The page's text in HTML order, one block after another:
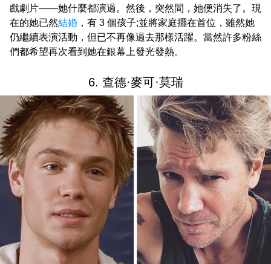
戲劇片——她什麼都演過。然後，突然間，她便消失了。現
在的她已然結婚 ，有 3 個孩子;並將家庭擺在首位，雖然她
仍繼續表演活動，但已不再像過去那樣活躍。當然許多粉絲
們都希望再次看到她在銀幕上發光發熱。
6. 查德·麥可·莫瑞